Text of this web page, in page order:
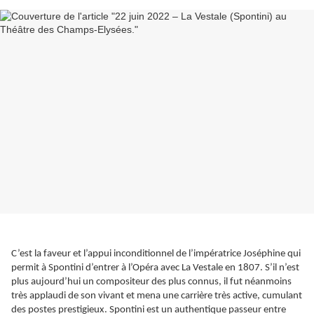
C’est la faveur et l’appui inconditionnel de l’impératrice Joséphine qui
permit à Spontini d’entrer à l’Opéra avec La Vestale en 1807. S’il n’est
plus aujourd’hui un compositeur des plus connus, il fut néanmoins
très applaudi de son vivant et mena une carrière très active, cumulant
des postes prestigieux. Spontini est un authentique passeur entre